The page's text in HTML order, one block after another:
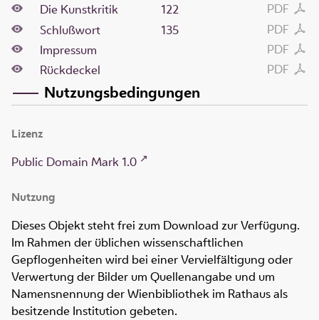
PDF
122
Die Kunstkritik
PDF
135
Schlußwort
PDF
Impressum
PDF
Rückdeckel
Nutzungsbedingungen
Lizenz
Public Domain Mark 1.0
Nutzung
Dieses Objekt steht frei zum Download zur Verfügung.
Im Rahmen der üblichen wissenschaftlichen
Gepflogenheiten wird bei einer Vervielfältigung oder
Verwertung der Bilder um Quellenangabe und um
Namensnennung der Wienbibliothek im Rathaus als
besitzende Institution gebeten.